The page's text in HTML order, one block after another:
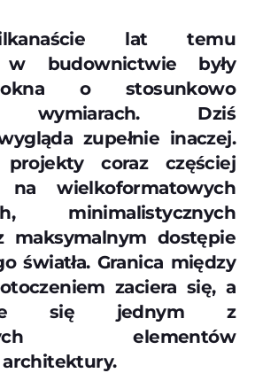
lat temu
w budownictwie były
o stosunkowo
wymiarach. Dziś
zupełnie inaczej.
projekty coraz częściej
wielkoformatowych
minimalistycznych
maksymalnym dostępie
światła. Granica między
zaciera się, a
się jednym z
elementów
architektury.